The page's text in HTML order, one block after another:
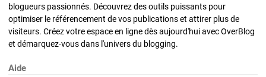
blogueurs passionnés. Découvrez des outils puissants pour
optimiser le référencement de vos publications et attirer plus de
visiteurs. Créez votre espace en ligne dès aujourd'hui avec OverBlog
et démarquez-vous dans l'univers du blogging.
Aide